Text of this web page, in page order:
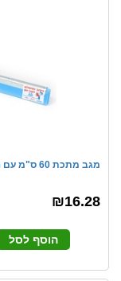
מגב מתכת 60 ס"מ עם הברגה
₪16.28
הוסף לסל